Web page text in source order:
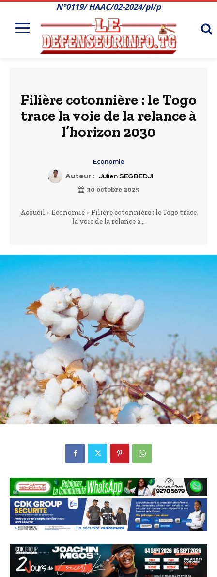
N°0119/ HAAC/02-2024/pl/p
Filière cotonnière : le Togo
trace la voie de la relance à
l’horizon 2030
Economie
Auteur : Julien SEGBEDJI
30 octobre 2025
Accueil Economie
Filière cotonnière : le Togo trace
la voie de la relance à...